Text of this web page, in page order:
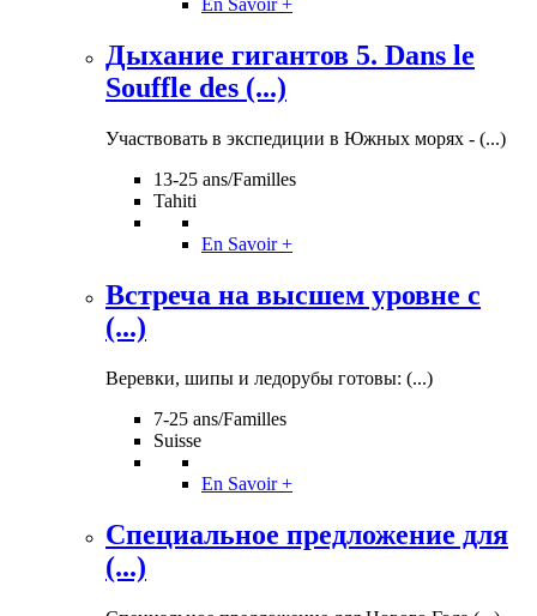
En Savoir +
Дыхание гигантов 5. Dans le
Souffle des (...)
Участвовать в экспедиции в Южных морях - (...)
13-25 ans/Familles
Tahiti
En Savoir +
Встреча на высшем уровне с
(...)
Веревки, шипы и ледорубы готовы: (...)
7-25 ans/Familles
Suisse
En Savoir +
Специальное предложение для
(...)